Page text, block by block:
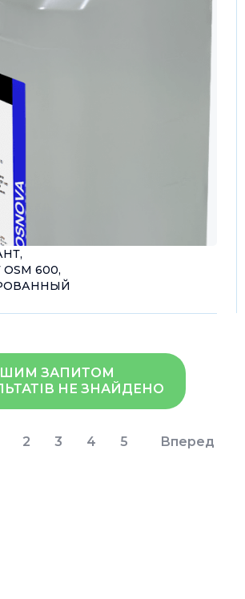
600,
ЗАПИТОМ
НЕ ЗНАЙДЕНО
2 3 4 5 Вперед